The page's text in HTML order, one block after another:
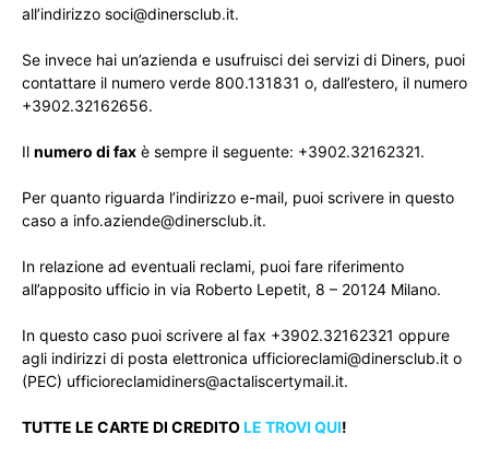
all’indirizzo soci@dinersclub.it.
Se invece hai un’azienda e usufruisci dei servizi di Diners, puoi
contattare il numero verde 800.131831 o, dall’estero, il numero
+3902.32162656.
Il numero di fax è sempre il seguente: +3902.32162321.
Per quanto riguarda l’indirizzo e-mail, puoi scrivere in questo
caso a info.aziende@dinersclub.it.
In relazione ad eventuali reclami, puoi fare riferimento
all’apposito ufficio in via Roberto Lepetit, 8 – 20124 Milano.
In questo caso puoi scrivere al fax +3902.32162321 oppure
agli indirizzi di posta elettronica ufficioreclami@dinersclub.it o
(PEC) ufficioreclamidiners@actaliscertymail.it.
TUTTE LE CARTE DI CREDITOLE TROVI QUI!